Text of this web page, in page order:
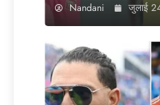
Nandani जुलाई